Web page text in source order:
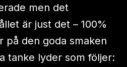
men det
är just det – 100%
på den goda smaken
tanke lyder som följer: